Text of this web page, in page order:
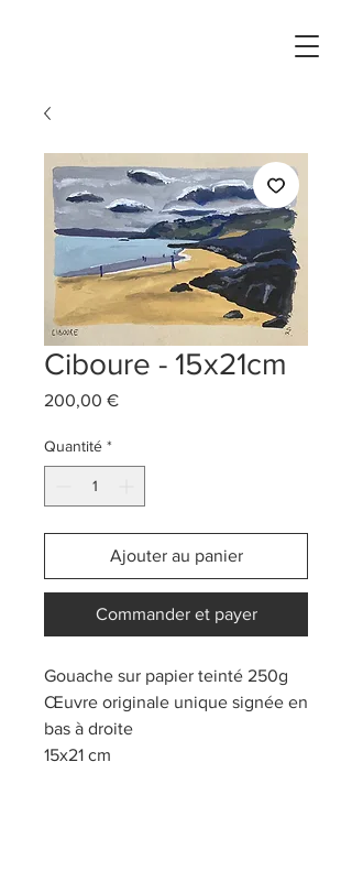
Ciboure - 15x21cm
200,00 €Prix
Quantité *
Ajouter au panier
Commander et payer
Gouache sur papier teinté 250g
Œuvre originale unique signée en
bas à droite
15x21 cm